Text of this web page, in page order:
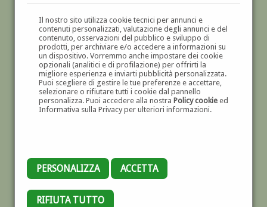
Il nostro sito utilizza cookie tecnici per annunci e
contenuti personalizzati, valutazione degli annunci e del
contenuto, osservazioni del pubblico e sviluppo di
prodotti, per archiviare e/o accedere a informazioni su
un dispositivo. Vorremmo anche impostare dei cookie
opzionali (analitici e di profilazione) per offrirti la
migliore esperienza e inviarti pubblicità personalizzata.
Puoi scegliere di gestire le tue preferenze e accettare,
selezionare o rifiutare tutti i cookie dal pannello
personalizza. Puoi accedere alla nostra Policy cookieed
Informativa sulla Privacy per ulteriori informazioni.
PERSONALIZZA ACCETTA
RIFIUTA TUTTO
GALLERIAD'ARTE
DIPINTI E SCULTURE '800 E '900